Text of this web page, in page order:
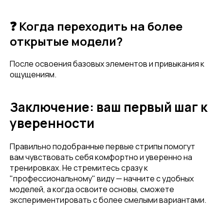
❓ Когда переходить на более
открытые модели?
После освоения базовых элементов и привыкания к
ощущениям.
Заключение: ваш первый шаг к
уверенности
Правильно подобранные первые стрипы помогут
вам чувствовать себя комфортно и уверенно на
тренировках. Не стремитесь сразу к
"профессиональному" виду — начните с удобных
моделей, а когда освоите основы, сможете
экспериментировать с более смелыми вариантами.